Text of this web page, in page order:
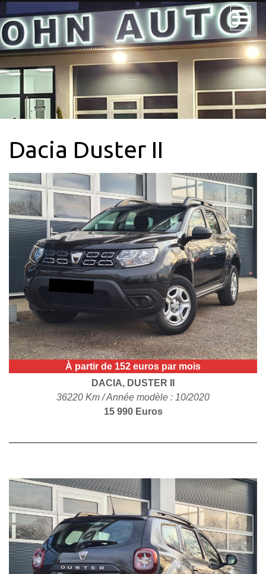
JOHN AUTO
NOS VÉHICULES
NOS UTILITAIRES
VÉHICULE 9PL.
LOCATION
CONTACTEZ-
NOUS + SERVICE
CARTE GRISE
QUI SOMMES-
NOUS?
POLITIQUE DE
CONFIDENTIALITÉ
Dacia Duster II
À partir de 152 euros par mois
DACIA, DUSTER II
36220 Km / Année modèle : 10/2020
15 990 Euros